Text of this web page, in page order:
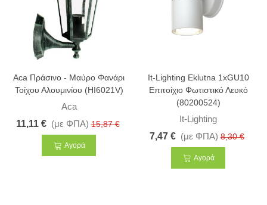
Aca Πράσινο - Μαύρο Φανάρι
Τοίχου Αλουμινίου (HI6021V)
Aca
11,11 € (με ΦΠΑ) 15,87 €
Αγορά
It-Lighting Eklutna 1xGU10
Επιτοίχιο Φωτιστικό Λευκό
(80200524)
It-Lighting
7,47 € (με ΦΠΑ) 8,30 €
Αγορά